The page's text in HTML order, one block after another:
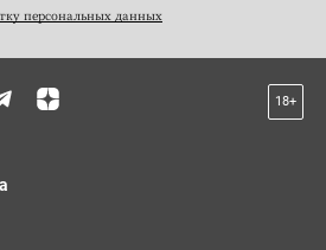
персональных данных
18+